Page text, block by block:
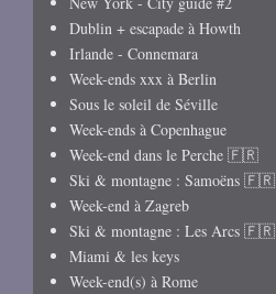
Dublin + escapade à Howth
Irlande - Connemara
Week-ends xxx à Berlin
Sous le soleil de Séville
Week-ends à Copenhague
Week-end dans le Perche 🇫🇷
Ski & montagne : Samoëns 🇫🇷
Week-end à Zagreb
Ski & montagne : Les Arcs 🇫🇷
Miami & les keys
Week-end(s) à Rome